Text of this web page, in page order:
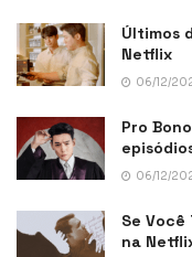
Últimos
Netflix
06/12/
Pro
06/12/
Se
na